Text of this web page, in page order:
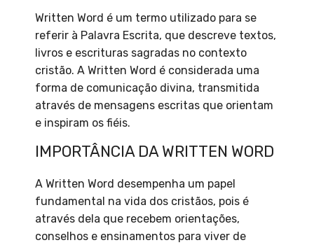
Written Word é um termo utilizado para se
referir à Palavra Escrita, que descreve textos,
livros e escrituras sagradas no contexto
cristão. A Written Word é considerada uma
forma de comunicação divina, transmitida
através de mensagens escritas que orientam
e inspiram os fiéis.
IMPORTÂNCIA DA WRITTEN WORD
A Written Word desempenha um papel
fundamental na vida dos cristãos, pois é
através dela que recebem orientações,
conselhos e ensinamentos para viver de